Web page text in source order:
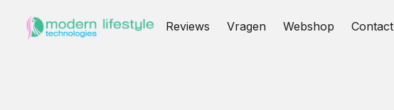
Reviews Vragen Webshop Contact